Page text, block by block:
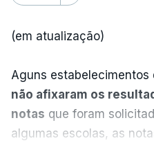
(em atualização)
Aguns estabelecimentos
não afixaram os
notas que foram
algumas escolas, as